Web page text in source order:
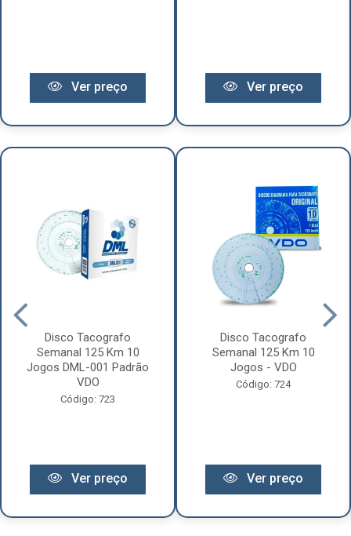
Ver preço Ver preço
Disco Tacografo
Semanal 125 Km 10
Jogos DML-001 Padrão
VDO
Código: 723
Ver preço
Disco Tacografo
Semanal 125 Km 10
Jogos - VDO
Código: 724
Ver preço